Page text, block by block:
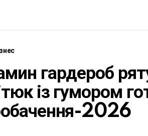
гардероб
із гумором
2026